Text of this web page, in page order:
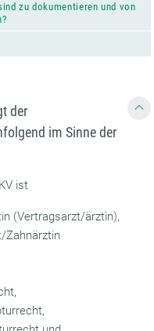
zu dokumentieren und von
der
im Sinne der
ist
(Vertragsarzt/ärztin),
Zahnärztin